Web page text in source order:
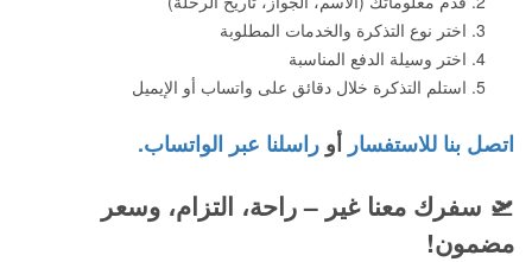
اختر نوع التذكرة والخدمات المطلوبة
اختر وسيلة الدفع المناسبة
استلم التذكرة خلال دقائق على واتساب أو الإيميل
اتصل بنا للاستفسار أو راسلنا عبر الواتساب.
🛫 سفرك معنا غير – راحة، التزام، وسعر
مضمون!